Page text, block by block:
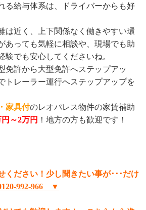
る給与体系は、ドライバーからも好
近く、上下関係なく働きやすい環
あっても気軽に相談や、現場でも助
験でも安心してくださいね。
免許から大型免許へステップアッ
トレーラー運行へステップアップを
家具付のレオパレス物件の家賃補助
～2万円 ！地方の方も歓迎です！
ください！少し聞きたい事が･･･だけ
992-966 ▼